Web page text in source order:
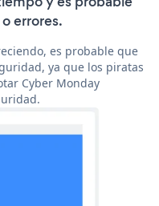
errores.
es probable que
ya que los piratas
Cyber Monday